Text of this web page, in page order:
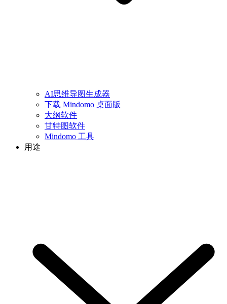
AI思维导图生成器
下载 Mindomo 桌面版
大纲软件
甘特图软件
Mindomo 工具
用途